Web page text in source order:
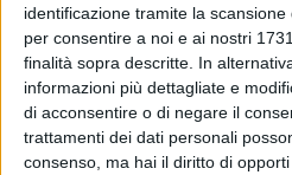
identificazione tramite la
per consentire a noi e ai nostri
finalità sopra descritte. In
informazioni più dettagliate e
di acconsentire o di negare il
trattamenti dei dati personali
consenso, ma hai il diritto di
Il Teatro Pubblico Pugliese ha
dal 6 gennaio al 22 marzo 2024
ladri vengono per nuocere',
Bisceglie.